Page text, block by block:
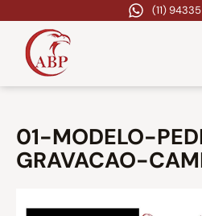
(11)
01-MODELO-
GRAVACAO-